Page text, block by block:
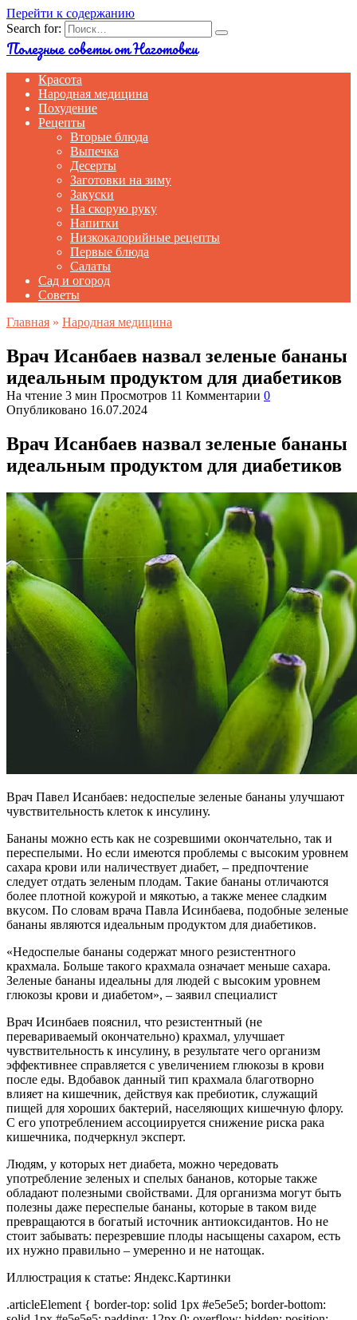
Перейти к содержанию
Search for:
Полезные советы от Наготовки
Красота
Народная медицина
Похудение
Рецепты
Вторые блюда
Выпечка
Десерты
Заготовки на зиму
Закуски
На скорую руку
Напитки
Низкокалорийные рецепты
Первые блюда
Салаты
Сад и огород
Советы
Главная » Народная медицина
Врач Исанбаев назвал зеленые бананы
идеальным продуктом для диабетиков
На чтение 3 мин Просмотров 11 Комментарии 0
Опубликовано 16.07.2024
Врач Исанбаев назвал зеленые бананы
идеальным продуктом для диабетиков
Врач Павел Исанбаев: недоспелые зеленые бананы улучшают
чувствительность клеток к инсулину.
Бананы можно есть как не созревшими окончательно, так и
переспелыми. Но если имеются проблемы с высоким уровнем
сахара крови или наличествует диабет, – предпочтение
следует отдать зеленым плодам. Такие бананы отличаются
более плотной кожурой и мякотью, а также менее сладким
вкусом. По словам врача Павла Исинбаева, подобные зеленые
бананы являются идеальным продуктом для диабетиков.
«Недоспелые бананы содержат много резистентного
крахмала. Больше такого крахмала означает меньше сахара.
Зеленые бананы идеальны для людей с высоким уровнем
глюкозы крови и диабетом», – заявил специалист
Врач Исинбаев пояснил, что резистентный (не
перевариваемый окончательно) крахмал, улучшает
чувствительность к инсулину, в результате чего организм
эффективнее справляется с увеличением глюкозы в крови
после еды. Вдобавок данный тип крахмала благотворно
влияет на кишечник, действуя как пребиотик, служащий
пищей для хороших бактерий, населяющих кишечную флору.
С его употреблением ассоциируется снижение риска рака
кишечника, подчеркнул эксперт.
Людям, у которых нет диабета, можно чередовать
употребление зеленых и спелых бананов, которые также
обладают полезными свойствами. Для организма могут быть
полезны даже переспелые бананы, которые в таком виде
превращаются в богатый источник антиоксидантов. Но не
стоит забывать: перезревшие плоды насыщены сахаром, есть
их нужно правильно – умеренно и не натощак.
Иллюстрация к статье: Яндекс.Картинки
.articleElement { border-top: solid 1px #e5e5e5; border-bottom: